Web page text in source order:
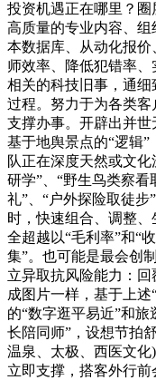
投资机遇正在哪里？
高质量的专业内容、
本数据库、从动化报价
师效率、降低犯错率
相关的科技旧事，通
过程。努力于为各类
支撑办事。开辟出并世
基于地舆景点的“逻辑
队正在深度天然或文
研学”、“野生鸟类察看
礼”、“户外探险取徒步
时，快速组合、调整
全超越以“毛利率”和“
集”。也可能是最会创
立异取抗风险能力：
成图片一样，基于上
的“数字逛平易近”和
长陪同师”，设想节拍
温泉、太极、西医文
立即支撑，搭客外行前